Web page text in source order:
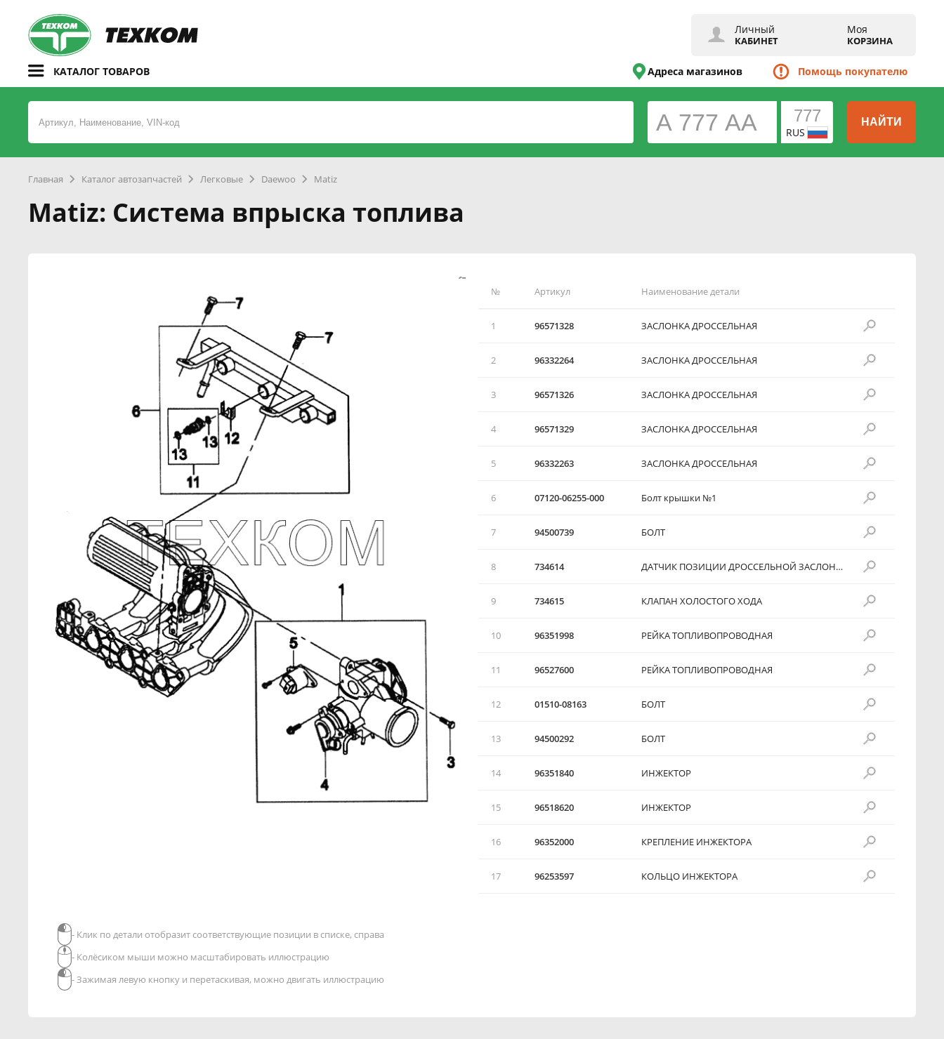
Личный
КАБИНЕТ
Моя
КОРЗИНА
КАТАЛОГ ТОВАРОВ Адреса магазинов Помощь покупателю
RUS
НАЙТИ
Главная Каталог автозапчастей Легковые Daewoo Matiz
Matiz: Система впрыска топлива
№ Артикул Наименование детали
1 96571328 ЗАСЛОНКА ДРОССЕЛЬНАЯ
2 96332264 ЗАСЛОНКА ДРОССЕЛЬНАЯ
3 96571326 ЗАСЛОНКА ДРОССЕЛЬНАЯ
4 96571329 ЗАСЛОНКА ДРОССЕЛЬНАЯ
5 96332263 ЗАСЛОНКА ДРОССЕЛЬНАЯ
6 07120-06255-000 Болт крышки №1
7 94500739 БОЛТ
8 734614 ДАТЧИК ПОЗИЦИИ ДРОССЕЛЬНОЙ ЗАСЛОНКИ
9 734615 КЛАПАН ХОЛОСТОГО ХОДА
10 96351998 РЕЙКА ТОПЛИВОПРОВОДНАЯ
11 96527600 РЕЙКА ТОПЛИВОПРОВОДНАЯ
12 01510-08163 БОЛТ
13 94500292 БОЛТ
14 96351840 ИНЖЕКТОР
15 96518620 ИНЖЕКТОР
16 96352000 КРЕПЛЕНИЕ ИНЖЕКТОРА
17 96253597 КОЛЬЦО ИНЖЕКТОРА
- Клик по детали отобразит соответствующие позиции в списке, справа
- Колёсиком мыши можно масштабировать иллюстрацию
- Зажимая левую кнопку и перетаскивая, можно двигать иллюстрацию